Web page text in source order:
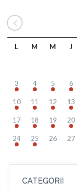
L M M J
3 4 5 6
10 11 12 13
17 18 19 20
24 25 26 27
CATEGORII